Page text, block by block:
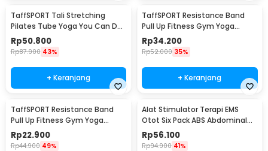
TaffSPORT Tali Stretching
Pilates Tube Yoga You Can Do
It 11 Set - R11
Rp50.800
Rp87.900 43%
+ Keranjang
TaffSPORT Resistance Band
Pull Up Fitness Gym Yoga
Pilates Latex Size L - Y66OR
Rp34.200
Rp52.000 35%
+ Keranjang
TaffSPORT Resistance Band
Pull Up Fitness Gym Yoga
Pilates Latex Size M - Y66OR
Rp22.900
Rp44.900 49%
Alat Stimulator Terapi EMS
Otot Six Pack ABS Abdominal
Muscle - 068R2
Rp56.100
Rp94.900 41%